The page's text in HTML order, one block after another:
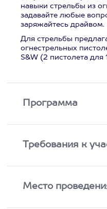
навыки стрельбы из
задавайте любые
заряжайтесь драйвом.
Для стрельбы
огнестрельных
S&W (2 пистолета для
Программа
Требования к
Место